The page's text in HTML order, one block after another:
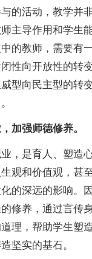
的活动，教学并
主导作用和学生
的教师，需要有
性向开放性的转
型向民主型的转
强师德修养。
是育人、塑造
观和价值观，甚
的深远的影响。
修养，通过言传
理，帮助学生塑
坚实的基石。